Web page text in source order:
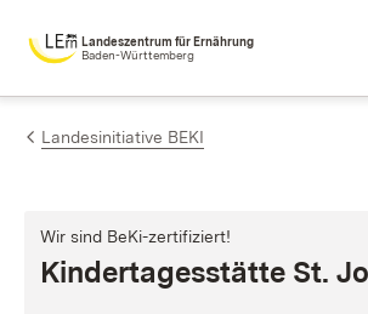
Zum Inhalt springen
Landeszentrum für Ernährung
Baden-Württemberg
Landesinitiative BEKI
Wir sind BeKi-zertifiziert!
Kindertagesstätte St.